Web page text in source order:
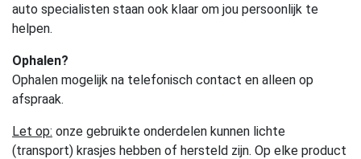
auto specialisten staan ook klaar om jou persoonlijk te
helpen.
Ophalen?
Ophalen mogelijk na telefonisch contact en alleen op
afspraak.
Let op: onze gebruikte onderdelen kunnen lichte
(transport) krasjes hebben of hersteld zijn. Op elke product